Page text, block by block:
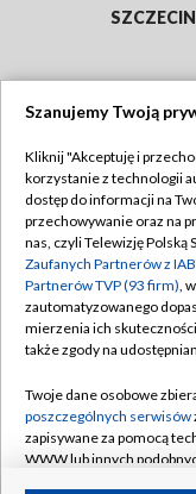
SZCZECIN
Abonament TVP
Emisja w TVP
Centrum
Naziemna
Rada Programowa
System NOS
Informacje o
Szanujemy Twoją
Kliknij "Akceptuję i
korzystanie z technologii
dostęp do informacji na
przechowywanie oraz na
nas, czyli Telewizję Polską
Zaufanych Partnerów z
Partnerów TVP (93 firm),
zautomatyzowanego
mierzenia ich
także zgody na
Twoje dane osobowe
poszczególnych serwisów
zapisywane za pomocą
WWW lub innych